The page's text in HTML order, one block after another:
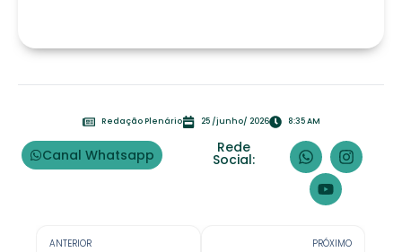
Redação Plenário 25 /junho/ 2026 8:35 AM
Canal Whatsapp Rede
Social:
ANTERIOR PRÓXIMO